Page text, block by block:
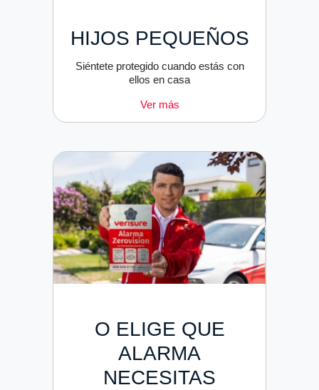
HIJOS PEQUEÑOS
Siéntete protegido cuando estás con
ellos en casa
Ver más
O ELIGE QUE
ALARMA
NECESITAS